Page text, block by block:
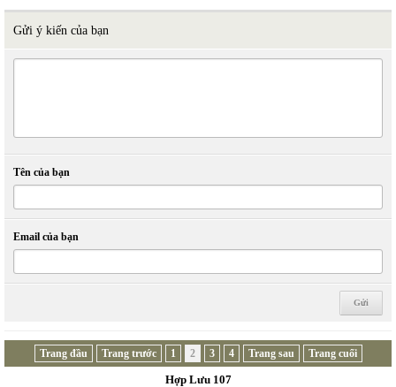
Gửi ý kiến của bạn
Tên của bạn
Email của bạn
Trang đầu Trang trước 1 2 3 4 Trang sau Trang cuối
Hợp Lưu 107